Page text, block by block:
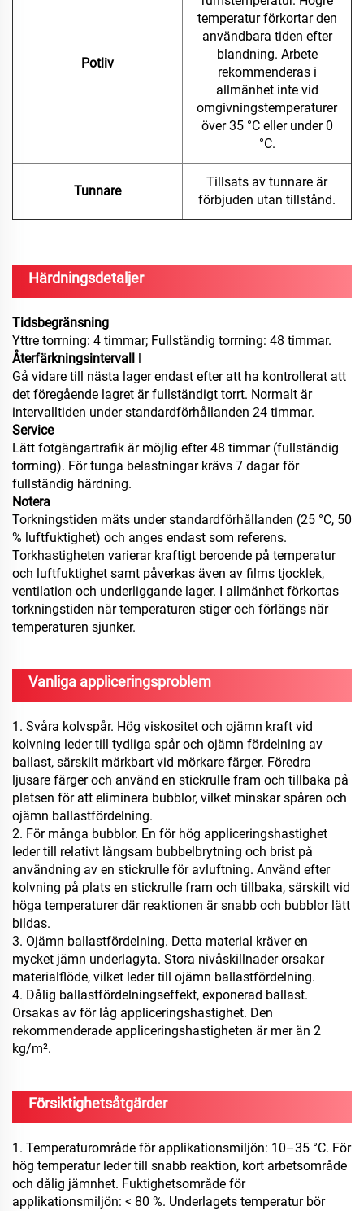
Potliv
temperatur förkortar den
användbara tiden efter
blandning. Arbete
rekommenderas i
allmänhet inte vid
omgivningstemperaturer
över 35 °C eller under 0
°C.
Tunnare
Tillsats av tunnare är
förbjuden utan tillstånd.
Härdningsdetaljer
Tidsbegränsning
Yttre torrning: 4 timmar; Fullständig torrning: 48 timmar.
Återfärkningsintervall
Gå vidare till nästa lager endast efter att ha kontrollerat att
det föregående lagret är fullständigt torrt. Normalt är
intervalltiden under standardförhållanden 24 timmar.
Service
Lätt fotgängartrafik är möjlig efter 48 timmar (fullständig
torrning). För tunga belastningar krävs 7 dagar för
fullständig härdning.
Notera
Torkningstiden mäts under standardförhållanden (25 °C, 50
% luftfuktighet) och anges endast som referens.
Torkhastigheten varierar kraftigt beroende på temperatur
och luftfuktighet samt påverkas även av films tjocklek,
ventilation och underliggande lager. I allmänhet förkortas
torkningstiden när temperaturen stiger och förlängs när
temperaturen sjunker.
Vanliga appliceringsproblem
1. Svåra kolvspår. Hög viskositet och ojämn kraft vid
kolvning leder till tydliga spår och ojämn fördelning av
ballast, särskilt märkbart vid mörkare färger. Föredra
ljusare färger och använd en stickrulle fram och tillbaka på
platsen för att eliminera bubblor, vilket minskar spåren och
ojämn ballastfördelning.
2. För många bubblor. En för hög appliceringshastighet
leder till relativt långsam bubbelbrytning och brist på
användning av en stickrulle för avluftning. Använd efter
kolvning på plats en stickrulle fram och tillbaka, särskilt vid
höga temperaturer där reaktionen är snabb och bubblor lätt
bildas.
3. Ojämn ballastfördelning. Detta material kräver en
mycket jämn underlagyta. Stora nivåskillnader orsakar
materialflöde, vilket leder till ojämn ballastfördelning.
4. Dålig ballastfördelningseffekt, exponerad ballast.
Orsakas av för låg appliceringshastighet. Den
rekommenderade appliceringshastigheten är mer än 2
kg/m².
Försiktighetsåtgärder
1. Temperaturområde för applikationsmiljön: 10–35 °C. För
hög temperatur leder till snabb reaktion, kort arbetsområde
och dålig jämnhet. Fuktighetsområde för
applikationsmiljön: < 80 %. Underlagets temperatur bör